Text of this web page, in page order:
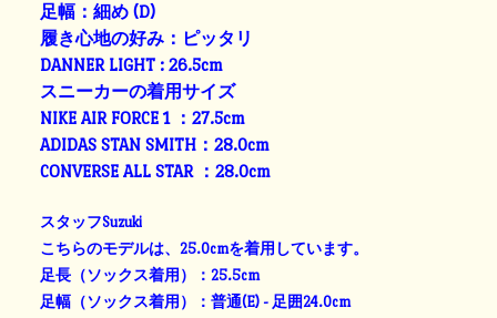
足幅：細め (D)
履き心地の好み：ピッタリ
DANNER LIGHT : 26.5cm
スニーカーの着用サイズ
NIKE AIR FORCE 1 ：27.5cm
ADIDAS STAN SMITH：28.0cm
CONVERSE ALL STAR ：28.0cm
スタッフSuzuki
こちらのモデルは、25.0cmを着用しています。
足長（ソックス着用）：25.5cm
足幅（ソックス着用）：普通(E) - 足囲24.0cm